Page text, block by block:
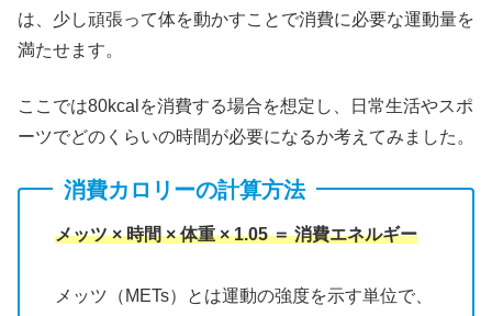
は、少し頑張って体を動かすことで消費に必要な運動量を
満たせます。
ここでは80kcalを消費する場合を想定し、日常生活やスポ
ーツでどのくらいの時間が必要になるか考えてみました。
消費カロリーの計算方法
メッツ × 時間 × 体重 × 1.05 ＝ 消費エネルギー
メッツ（METs）とは運動の強度を示す単位で、